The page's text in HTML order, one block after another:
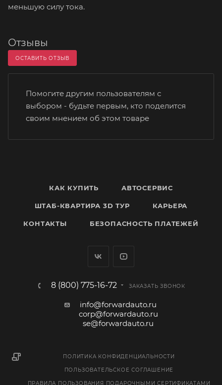
меньшую силу тока.
Отзывы
ОСТАВИТЬ ОТЗЫВ
Помогите другим пользователям с
выбором - будьте первым, кто поделится
своим мнением об этом товаре
КАК КУПИТЬ АВТОСЕРВИС
ШТАБ-КВАРТИРА 3D ТУР КАРЬЕРА
КОНТАКТЫ БЕЗОПАСНОСТЬ ПЛАТЕЖЕЙ
8 (800) 775-16-72 ЗАКАЗАТЬ ЗВОНОК
info@forwardauto.ru
corp@forwardauto.ru
se@forwardauto.ru
ПОЛИТИКА КОНФИДЕНЦИАЛЬНОСТИ
ПОЛЬЗОВАТЕЛЬСКОЕ СОГЛАШЕНИЕ
ПРАВИЛА ПОЛЬЗОВАНИЯ ПОДАРОЧНЫМИ СЕРТИФИКАТАМИ